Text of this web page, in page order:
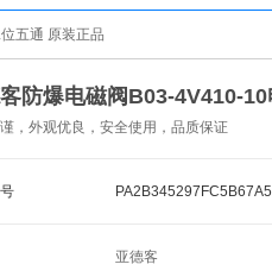
五通 原装正品
防爆电磁阀B03-4V410-
，外观优良，安全使用，品质保证
亚德客